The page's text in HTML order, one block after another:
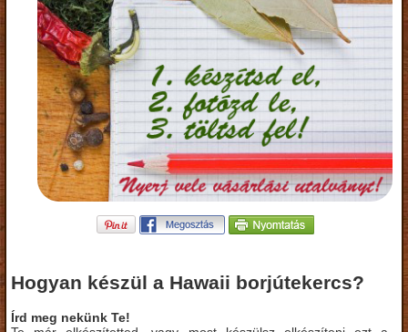
Hogyan készül a Hawaii borjútekercs?
Írd meg nekünk Te!